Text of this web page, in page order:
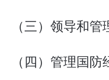
（三）领导和
（四）管理国